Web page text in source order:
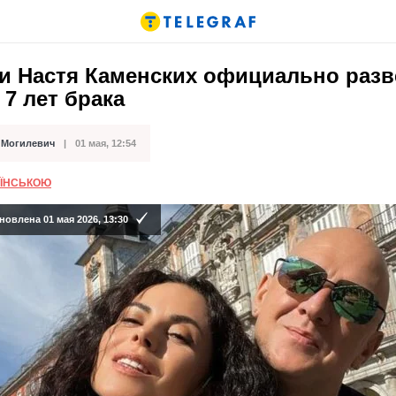
Настя Каменских официально
7 лет брака
01 мая, 12:54
01 мая 2026, 13:30